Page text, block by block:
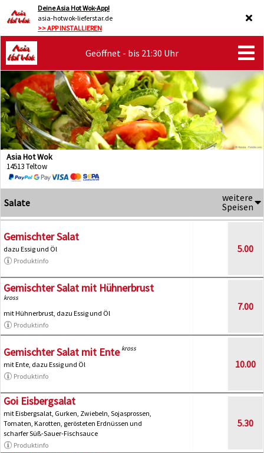
Deine Asia Hot Wok-App!
asia-hotwok-lieferstar.de
>> APP INSTALLIEREN
Geöffnet - bis 21:30 Uhr
Asia Hot Wok
14513 Teltow
Salate
weitere
Speisen
Gemischter Salat
dazu Essig und Öl
Produktinfo
5.00
Gemischter Salat mit Hühnerbrust
kross
mit Hühnerbrust, dazu Essig und Öl
Produktinfo
7.00
Gemischter Salat mit Ente kross
mit Ente, dazu Essig und Öl
Produktinfo
10.00
Goi Eisbergsalat
mit Eisbergsalat, Gurken, Zwiebeln, Sojasprossen,
Tomaten, Karotten, gerösteten Erdnüssen und
scharfer Süß-Sauer-Fischsauce
Produktinfo
5.30